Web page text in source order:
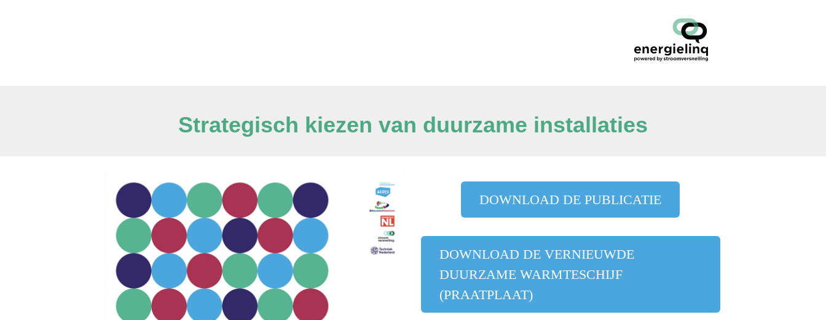
Strategisch kiezen van duurzame installaties
DOWNLOAD DE PUBLICATIE
DOWNLOAD DE VERNIEUWDE
DUURZAME WARMTESCHIJF
(PRAATPLAAT)